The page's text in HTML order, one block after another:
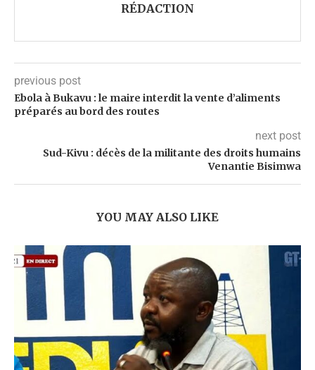
RÉDACTION
previous post
Ebola à Bukavu : le maire interdit la vente d’aliments
préparés au bord des routes
next post
Sud-Kivu : décès de la militante des droits humains
Venantie Bisimwa
YOU MAY ALSO LIKE